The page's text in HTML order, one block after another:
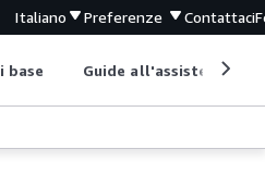
Italiano Preferenze Contattaci
base Guide all'assistenza